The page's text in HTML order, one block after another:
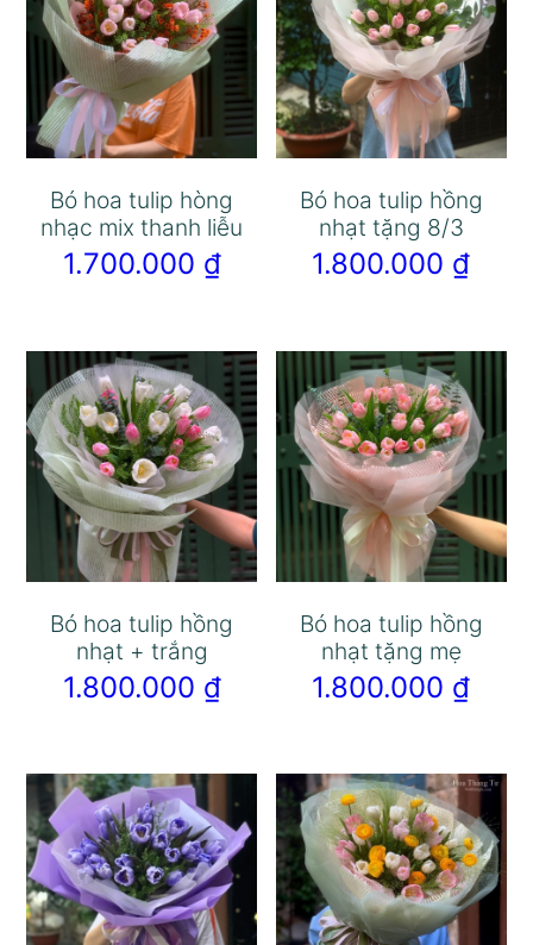
Bó hoa tulip hòng
nhạc mix thanh liễu
1.700.000 ₫
Bó hoa tulip hồng
nhạt tặng 8/3
1.800.000 ₫
Bó hoa tulip hồng
nhạt + trắng
1.800.000 ₫
Bó hoa tulip hồng
nhạt tặng mẹ
1.800.000 ₫